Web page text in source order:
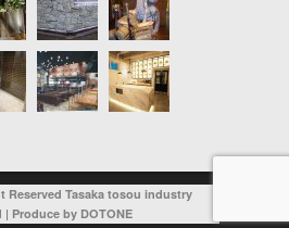
Reserved Tasaka tosou industry
| Produce by DOTONE